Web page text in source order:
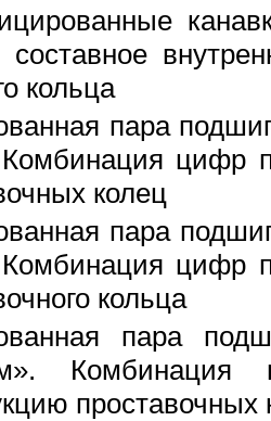
составное
кольца
пара
цифр
колец
пара
цифр
кольца
пара
проставочных